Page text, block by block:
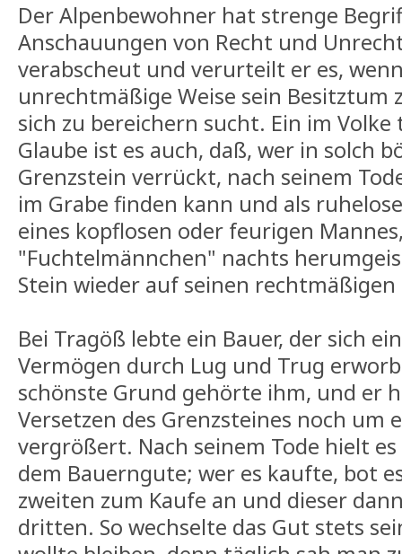
Der Alpenbewohner hat strenge
Anschauungen von Recht und
verabscheut und verurteilt er es,
unrechtmäßige Weise sein Besitztum
sich zu bereichern sucht. Ein im
Glaube ist es auch, daß, wer in solch
Grenzstein verrückt, nach seinem
im Grabe finden kann und als
eines kopflosen oder feurigen
"Fuchtelmännchen" nachts
Stein wieder auf seinen
Bei Tragöß lebte ein Bauer, der sich
Vermögen durch Lug und Trug
schönste Grund gehörte ihm, und er
Versetzen des Grenzsteines noch um
vergrößert. Nach seinem Tode hielt
dem Bauerngute; wer es kaufte, bot
zweiten zum Kaufe an und dieser
dritten. So wechselte das Gut stets